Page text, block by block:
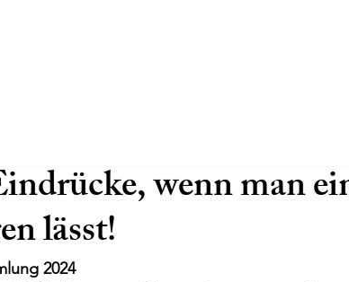
wenn man
lässt!
2024